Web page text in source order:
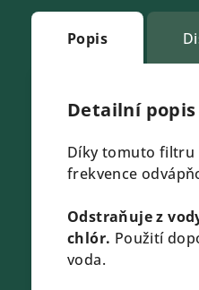
Popis
Detailní
Díky tomuto filtru
frekvence
Odstraňuje z
chlór. Použití
voda.